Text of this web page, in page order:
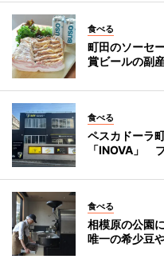
食べる
町田のソーセ
賞ビールの副
食べる
ペスカドーラ
「INOVA」
食べる
相模原の公園
唯一の希少豆